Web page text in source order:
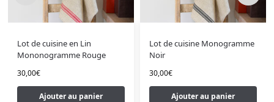
Lot de cuisine en Lin
Mononogramme Rouge
30,00€
Ajouter au panier
Lot de cuisine Monogramme
Noir
30,00€
Ajouter au panier